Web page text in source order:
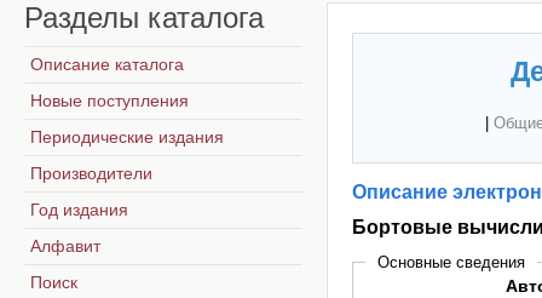
Описание
Бортовые
Основные сведения
Разделы каталога
Описание каталога
Новые поступления
Периодические издания
Производители
Год издания
Алфавит
Поиск